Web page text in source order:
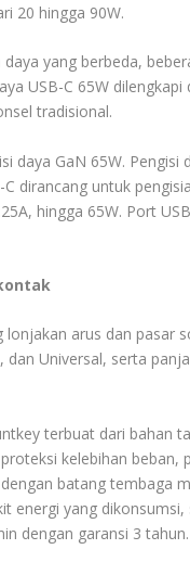
20 hingga 90W.
yang berbeda,
USB-C 65W
tradisional.
daya GaN 65W.
dirancang untuk
hingga 65W. Port
lonjakan arus dan pasar
dan Universal, serta
terbuat dari bahan
kelebihan
batang tembaga
energi yang
dengan garansi 3 tahun.